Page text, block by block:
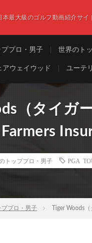
本最大級のゴルフ動画紹介サイ
プロ・男子 世界のト
アウェイウッド ユーテ
（タイガ
トッププロ・男子 PGA
ププロ・男子 Tiger Woods